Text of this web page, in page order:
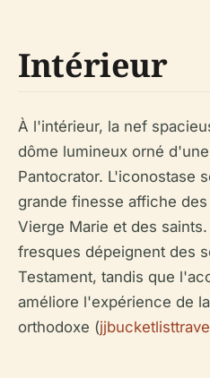
Intérieur
À l'intérieur, la nef
dôme lumineux orné
Pantocrator. L'iconostase
grande finesse affiche
Vierge Marie et des
fresques dépeignent des
Testament, tandis que
améliore l'expérience de
orthodoxe (